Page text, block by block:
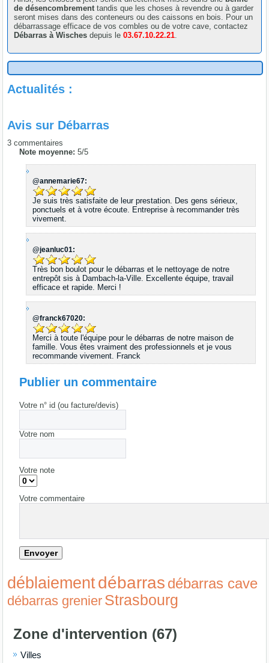
de désencombrement tandis que les choses à revendre ou à garder
seront mises dans des conteneurs ou des caissons en bois. Pour un
débarrassage efficace de vos combles ou de votre cave, contactez
Débarras à Wischesdepuis le03.67.10.22.21
Actualités :
Avis sur Débarras
3 commentaires
Note moyenne:5/5
@annemarie67:
Je suis très satisfaite de leur prestation. Des gens sérieux,
ponctuels et à votre écoute. Entreprise à recommander très
vivement.
@jeanluc01:
Très bon boulot pour le débarras et le nettoyage de notre
entrepôt sis à Dambach-la-Ville. Excellente équipe, travail
efficace et rapide. Merci !
@franck67020:
Merci à toute l'équipe pour le débarras de notre maison de
famille. Vous êtes vraiment des professionnels et je vous
recommande vivement. Franck
Publier un commentaire
Votre n° id (ou facture/devis)
Votre nom
Votre note
Votre commentaire
déblaiementdébarras débarras cave
débarras grenier Strasbourg
Zone d'intervention (67)
Villes